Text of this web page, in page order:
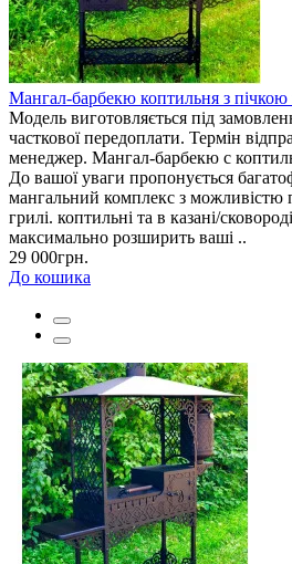
Мангал-барбекю коптильня з
Модель виготовляється під
часткової передоплати. Термін
менеджер. Мангал-барбекю с
До вашої уваги пропонується
мангальний комплекс з можливістю
грилі. коптильні та в казані/
максимально розширить ваші ..
29 000грн.
До кошика